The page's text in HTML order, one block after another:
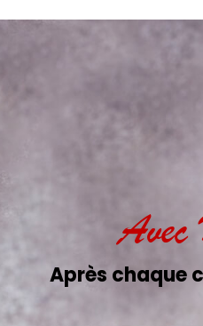
Après chaque